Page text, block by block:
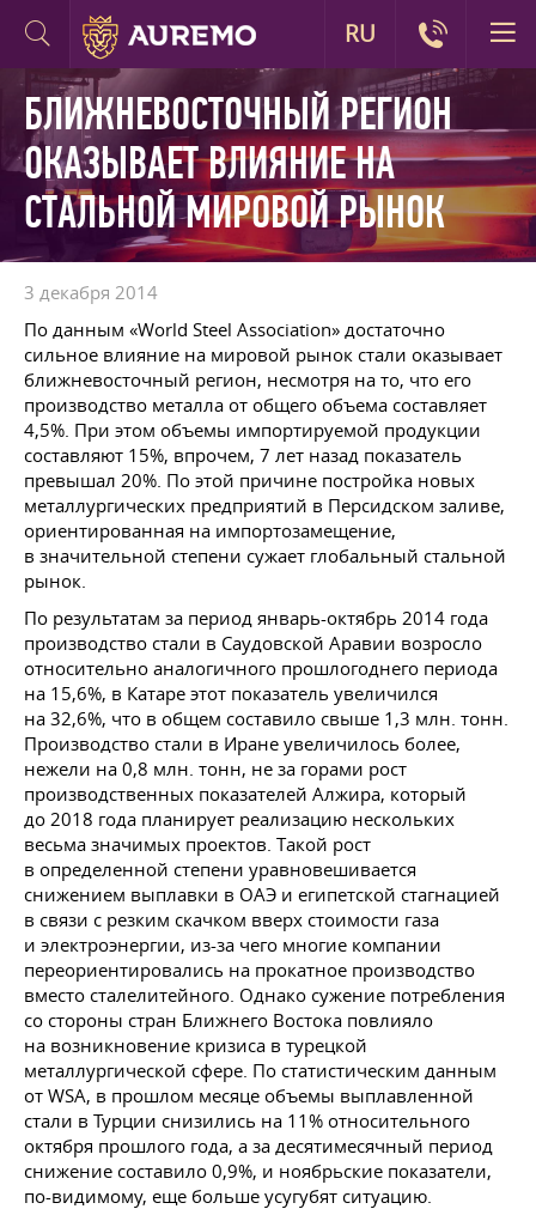
БЛИЖНЕВОСТОЧНЫЙ РЕГИОН
ОКАЗЫВАЕТ ВЛИЯНИЕ НА
СТАЛЬНОЙ МИРОВОЙ РЫНОК
3 декабря 2014
По данным «World Steel Association» достаточно
сильное влияние на мировой рынок стали оказывает
ближневосточный регион, несмотря на то, что его
производство металла от общего объема составляет
4,5%. При этом объемы импортируемой продукции
составляют 15%, впрочем, 7 лет назад показатель
превышал 20%. По этой причине постройка новых
металлургических предприятий в Персидском заливе,
ориентированная на импортозамещение,
в значительной степени сужает глобальный стальной
рынок.
По результатам за период январь-октябрь 2014 года
производство стали в Саудовской Аравии возросло
относительно аналогичного прошлогоднего периода
на 15,6%, в Катаре этот показатель увеличился
на 32,6%, что в общем составило свыше 1,3 млн. тонн.
Производство стали в Иране увеличилось более,
нежели на 0,8 млн. тонн, не за горами рост
производственных показателей Алжира, который
до 2018 года планирует реализацию нескольких
весьма значимых проектов. Такой рост
в определенной степени уравновешивается
снижением выплавки в ОАЭ и египетской стагнацией
в связи с резким скачком вверх стоимости газа
и электроэнергии, из-за чего многие компании
переориентировались на прокатное производство
вместо сталелитейного. Однако сужение потребления
со стороны стран Ближнего Востока повлияло
на возникновение кризиса в турецкой
металлургической сфере. По статистическим данным
от WSA, в прошлом месяце объемы выплавленной
стали в Турции снизились на 11% относительного
октября прошлого года, а за десятимесячный период
снижение составило 0,9%, и ноябрьские показатели,
по-видимому, еще больше усугубят ситуацию.
RU